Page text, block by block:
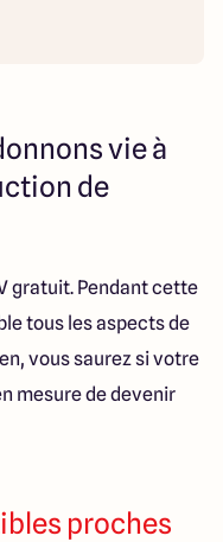
& PIERRE
vie à
de
gratuit. Pendant cette
tous les aspects de
vous saurez si votre
mesure de devenir
proches